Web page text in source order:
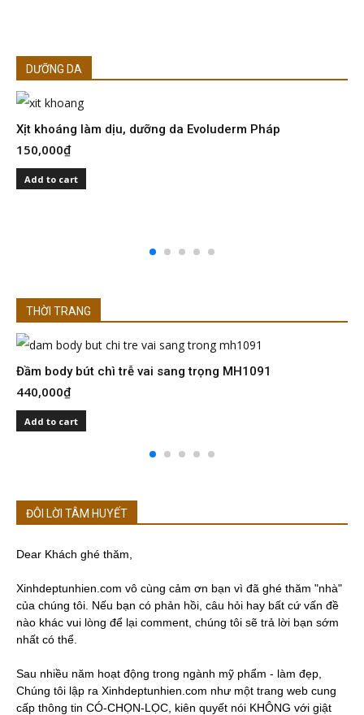
DƯỠNG DA
Xịt khoáng làm dịu, dưỡng da Evoluderm Pháp
150,000₫
Add to cart
THỜI TRANG
Đầm body bút chì trễ vai sang trọng MH1091
440,000₫
Add to cart
ĐÔI LỜI TÂM HUYẾT
Dear Khách ghé thăm,
Xinhdeptunhien.com vô cùng cảm ơn bạn vì đã ghé thăm "nhà"
của chúng tôi. Nếu bạn có phản hồi, câu hỏi hay bất cứ vấn đề
nào khác vui lòng để lại comment, chúng tôi sẽ trả lời bạn sớm
nhất có thể.
Sau nhiều năm hoạt động trong ngành mỹ phẩm - làm đẹp,
Chúng tôi lập ra Xinhdeptunhien.com như một trang web cung
cấp thông tin CÓ-CHỌN-LỌC, kiên quyết nói KHÔNG với giật